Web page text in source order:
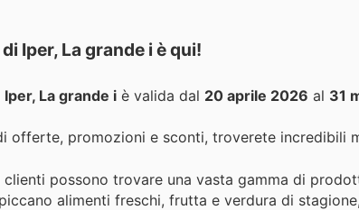
Iper, La grande i è qui!
Iper, La grande i è valida dal 20 aprile 2026 al 31
offerte, promozioni e sconti, troverete incredibili
clienti possono trovare una vasta gamma di
alimenti freschi, frutta e verdura di